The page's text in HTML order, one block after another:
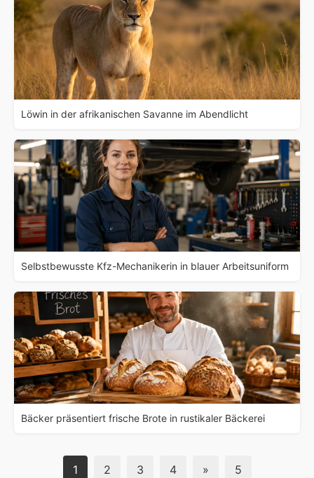
Löwin in der afrikanischen Savanne im Abendlicht
Selbstbewusste Kfz-Mechanikerin in blauer Arbeitsuniform
Bäcker präsentiert frische Brote in rustikaler Bäckerei
1 2 3 4 » 5